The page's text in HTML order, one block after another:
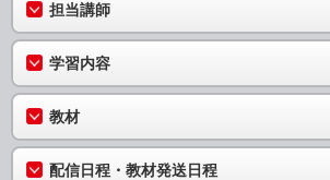
担当講師
学習内容
教材
配信日程・教材発送日程